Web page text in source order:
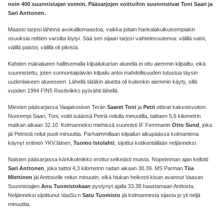
noin 400 suunnistajan voimin. Pääsarjojen voittoihin suunnistivat Toni Saari ja
Sari Anttonen.
Maasto tarjosi lähinnä avokalliomaastoa, vaikka joitain hankalakulkuisempiakin
osuuksia reittien varsilta löytyi. Sää sen sijaan tarjosi vaihtelevuutensa: välillä satoi,
välillä paistoi, välillä oli pilvistä.
Kahden mäkialueen hallitsemalla kilpailukartan alueella ei oltu aiemmin kilpailtu, eikä
suunnistettu, joten sunnuntaipäivän kilpailu antoi mahdollisuuden tutustua täysin
uudenlaiseen alueeseen. Lähellä tätäkin aluetta oli kuitenkin aiemmin käyty, sillä
vuoden 1994 FIN5 Rastiviikko pyörähti lähellä.
Miesten pääsarjassa Vaajakosken TeränSaaret Toni jaPetri ottivat kaksoisvoiton.
Nuorempi Saari, Toni, voitti isäänsä Petriä reilulla minuutilla, taittaen 5,6 kilometrin
matkan aikaan 32.10. Kolmanneksi miehissä suunnisti IF FemmaninOtto Sund , joka
jäi Petristä reilut puoli minuuttia. Parhaimmillaan kilpailun alkupäässä kolmantena
käynyt entinen YKV:läinen,Tuomo Istolahti , sijoittui kotikentällään neljänneksi.
Naisten pääsarjassa kärkikolmikko erottui selkeästi muista. Nopeimman ajan kellotti
Sari Anttonen , joka taittoi 4,3 kilometrin radan aikaan 30.39. MS ParmanTiia
Miettinen jäi Anttoselle reilun minuutin, eikä hiukan heikosti kisan avannut Vaasan
SuunnistajienAnu Tuomistokaan pystynyt ajalla 33.38 haastamaan Anttosta.
Neljänneksi sijoittunut VaaSu:nSatu Tuomisto jäi kolmannesta sijasta jo yli neljä
minuuttia.